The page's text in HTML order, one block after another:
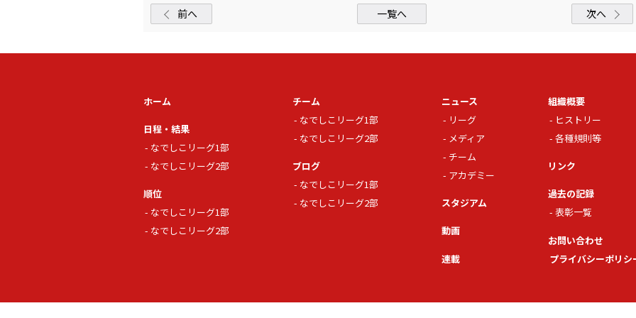
前へ 一覧へ 次へ
ホーム
日程・結果
なでしこリーグ1部
なでしこリーグ2部
順位
なでしこリーグ1部
なでしこリーグ2部
チーム
なでしこリーグ1部
なでしこリーグ2部
ブログ
なでしこリーグ1部
なでしこリーグ2部
ニュース
リーグ
メディア
チーム
アカデミー
スタジアム
動画
連載
組織概要
ヒストリー
各種規則等
リンク
過去の記録
表彰一覧
お問い合わせ
プライバシーポリシ